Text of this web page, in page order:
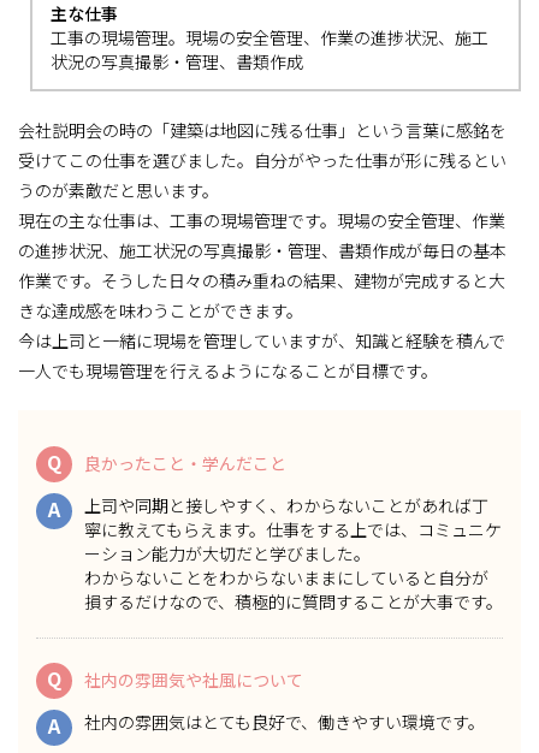
主な仕事
工事の現場管理。現場の安全管理、作業の進捗状況、施工
状況の写真撮影・管理、書類作成
会社説明会の時の「建築は地図に残る仕事」という言葉に感銘を
受けてこの仕事を選びました。自分がやった仕事が形に残るとい
うのが素敵だと思います。
現在の主な仕事は、工事の現場管理です。現場の安全管理、作業
の進捗状況、施工状況の写真撮影・管理、書類作成が毎日の基本
作業です。そうした日々の積み重ねの結果、建物が完成すると大
きな達成感を味わうことができます。
今は上司と一緒に現場を管理していますが、知識と経験を積んで
一人でも現場管理を行えるようになることが目標です。
Q 良かったこと・学んだこと
A
上司や同期と接しやすく、わからないことがあれば丁
寧に教えてもらえます。仕事をする上では、コミュニケ
ーション能力が大切だと学びました。
わからないことをわからないままにしていると自分が
損するだけなので、積極的に質問することが大事です。
Q 社内の雰囲気や社風について
A 社内の雰囲気はとても良好で、働きやすい環境です。